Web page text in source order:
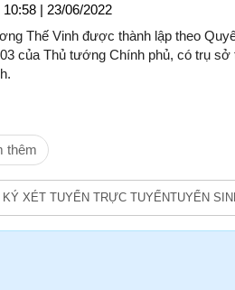
10:58 | 23/06/2022
Thế Vinh được thành lập theo
của Thủ tướng Chính phủ, có trụ
thêm
XÉT TUYỂN TRỰC TUYẾNTUYỂN